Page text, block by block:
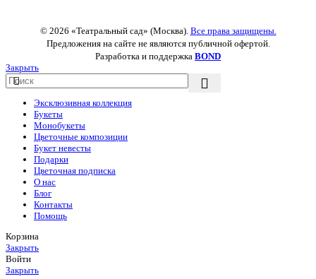
© 2026 «Театральный сад» (Москва). Все права защищены.
Предложения на сайте не являются публичной офертой.
Разработка и поддержка BOND
Закрыть
Эксклюзивная коллекция
Букеты
Монобукеты
Цветочные композиции
Букет невесты
Подарки
Цветочная подписка
О нас
Блог
Контакты
Помощь
Корзина
Закрыть
Войти
Закрыть